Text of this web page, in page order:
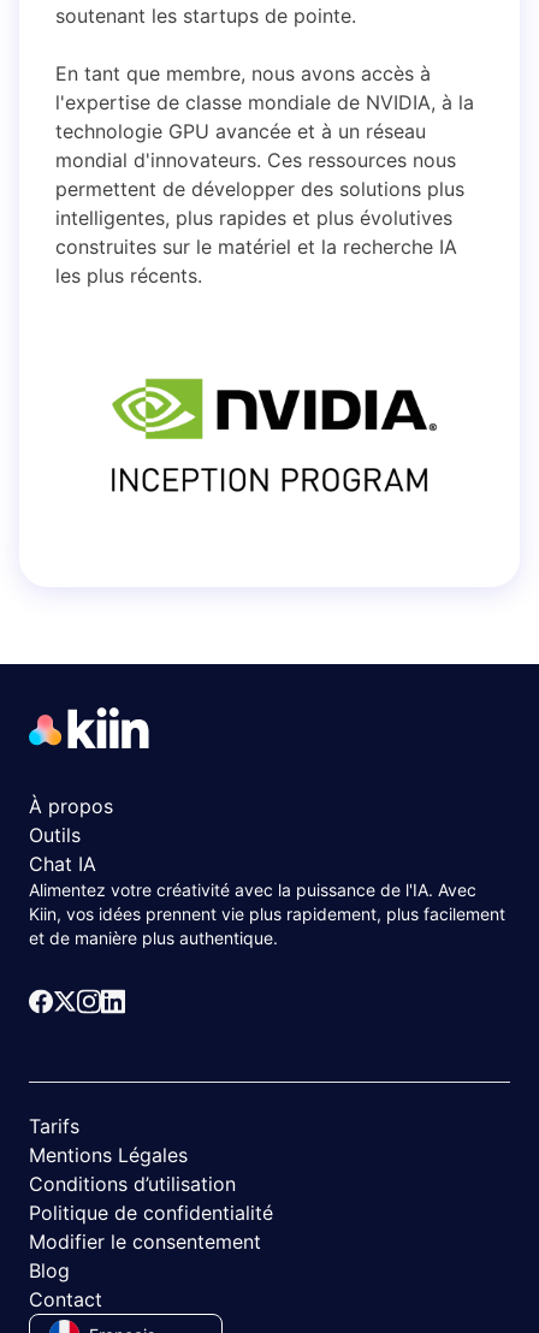
soutenant les startups de pointe.
En tant que membre, nous avons accès à
l'expertise de classe mondiale de NVIDIA, à la
technologie GPU avancée et à un réseau
mondial d'innovateurs. Ces ressources nous
permettent de développer des solutions plus
intelligentes, plus rapides et plus évolutives
construites sur le matériel et la recherche IA
les plus récents.
À propos
Outils
Chat IA
Alimentez votre créativité avec la puissance de l'IA. Avec
Kiin, vos idées prennent vie plus rapidement, plus facilement
et de manière plus authentique.
Tarifs
Mentions Légales
Conditions d’utilisation
Politique de confidentialité
Modifier le consentement
Blog
Contact